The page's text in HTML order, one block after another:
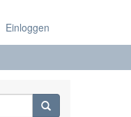
Einloggen